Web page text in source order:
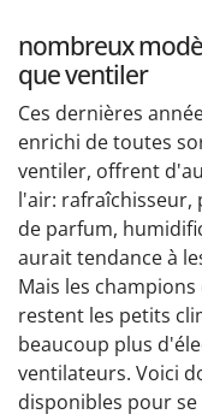
nombreux
que ventiler
Ces dernières
enrichi de toutes
ventiler, offrent
l'air:
de parfum,
aurait tendance à
Mais les
restent les petits
beaucoup plus
ventilateurs. Voici
disponibles pour